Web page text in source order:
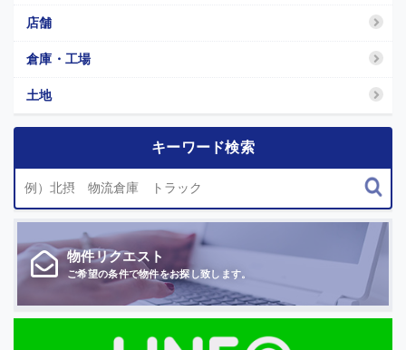
店舗
倉庫・工場
土地
キーワード検索
物件リクエスト
ご希望の条件で物件をお探し致します。